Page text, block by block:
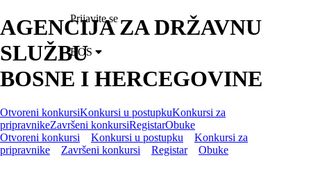
AGENCIJA ZA DRŽAVNU
SLUŽBU
BOSNE I HERCEGOVINE
Otvoreni konkursiKonkursi u postupkuKonkursi za
pripravnikeZavršeni konkursiRegistarObuke
Otvoreni konkursi
Konkursi u postupku
Konkursi za
pripravnike
Završeni konkursi Registar Obuke
Prijavite se
BOS